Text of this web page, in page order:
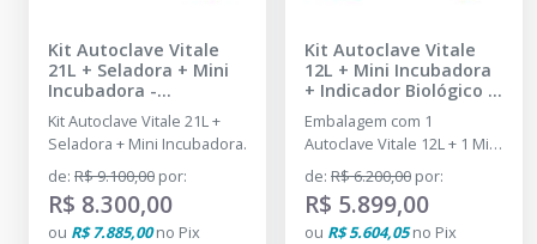
Kit Autoclave Vitale
21L + Seladora + Mini
Incubadora -
CRISTÓFOLI - DENTAL
PRIME
Kit Autoclave Vitale 21L +
Seladora + Mini Incubadora.
de: R$ 9.100,00 por:
R$ 8.300,00
ou R$ 7.885,00no Pix
Kit Autoclave Vitale
12L + Mini Incubadora
+ Indicador Biológico -
CRISTÓFOLI - DENTAL
PRIME
Embalagem com 1
Autoclave Vitale 12L + 1 Mini
Incubadora + 1 Indicador
Biológico
de: R$ 6.200,00 por:
R$ 5.899,00
ou R$ 5.604,05no Pix